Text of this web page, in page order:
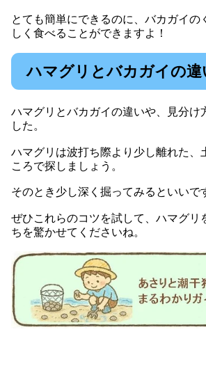
とても簡単にできるのに、バカガイの
しく食べることができますよ！
ハマグリとバカガイの違
ハマグリとバカガイの違いや、見分け
した。
ハマグリは波打ち際より少し離れた、
ころで探しましょう。
そのとき少し深く掘ってみるといいで
ぜひこれらのコツを試して、ハマグリ
ちを驚かせてくださいね。